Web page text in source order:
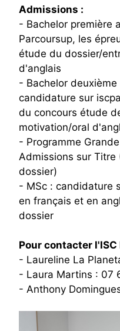
Admissions ​:
- Bachelor première
Parcoursup, les
étude du dossier/
d'anglais
- Bachelor
candidature sur
du concours étude
motivation/oral
- Programme
Admissions sur Titre
dossier)
- MSc : candidature
en français et en
dossier
Pour contacter
- Laureline La
- Laura Martins : 07
- Anthony